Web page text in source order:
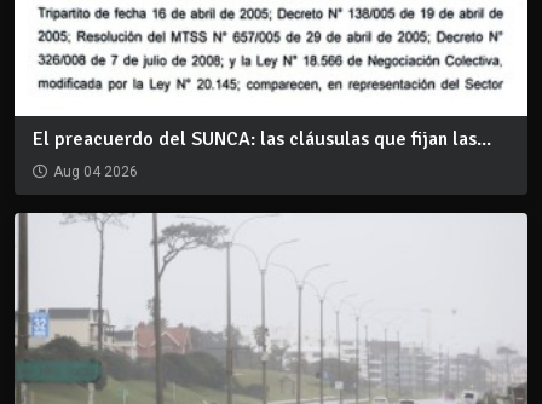
El preacuerdo del SUNCA: las cláusulas que fijan las...
Aug 04 2026